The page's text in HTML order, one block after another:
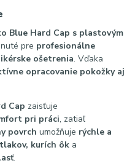
Blue Hard Cap s plastovým
pre profesionálne
ošetrenia. Vďaka
opracovanie pokožky aj
Cap zaisťuje
pri práci, zatiaľ
povrch umožňuje rýchle a
kurích ôk a
.